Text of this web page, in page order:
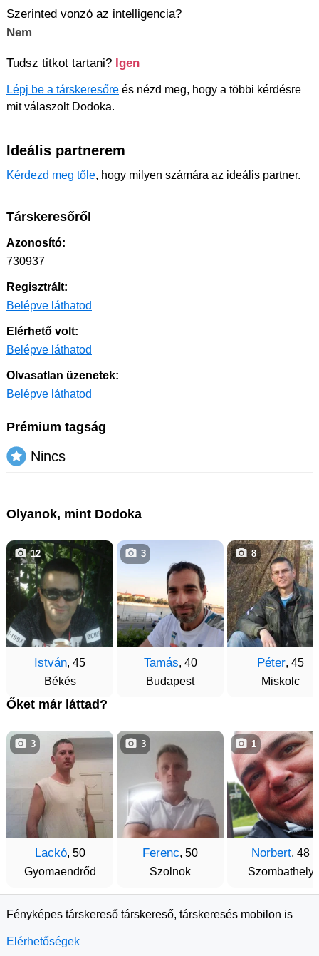
Szerinted vonzó az intelligencia?
Nem
Tudsz titkot tartani? Igen
Lépj be a társkeresőre és nézd meg, hogy a többi kérdésre
mit válaszolt Dodoka.
Ideális partnerem
Kérdezd meg tőle, hogy milyen számára az ideális partner.
Társkeresőről
Azonosító:
730937
Regisztrált:
Belépve láthatod
Elérhető volt:
Belépve láthatod
Olvasatlan üzenetek:
Belépve láthatod
Prémium tagság
Nincs
Olyanok, mint Dodoka
István, 45
Békés
12
Tamás, 40
Budapest
3
Péter, 45
Miskolc
8
Őket már láttad?
Lackó, 50
Gyomaendrőd
3
Ferenc, 50
Szolnok
3
Norbert, 48
Szombathely
1
Fényképes társkereső társkereső, társkeresés mobilon is
Elérhetőségek